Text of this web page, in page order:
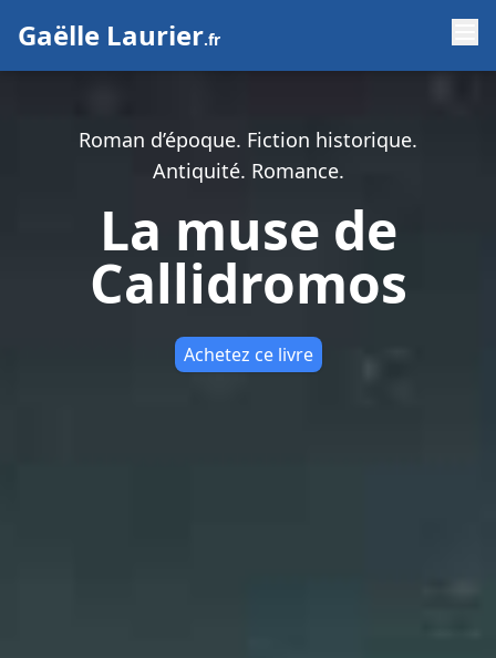
Gaëlle Laurier.fr
Roman d’époque. Fiction historique.
Antiquité. Romance.
La muse de
Callidromos
Achetez ce livre